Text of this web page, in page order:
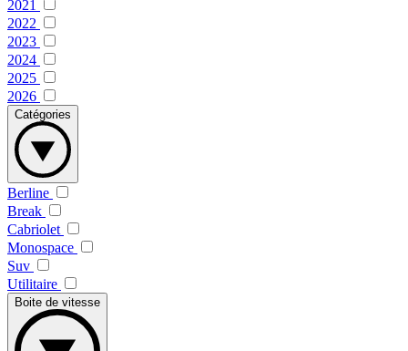
2021
2022
2023
2024
2025
2026
Catégories
Berline
Break
Cabriolet
Monospace
Suv
Utilitaire
Boite de vitesse